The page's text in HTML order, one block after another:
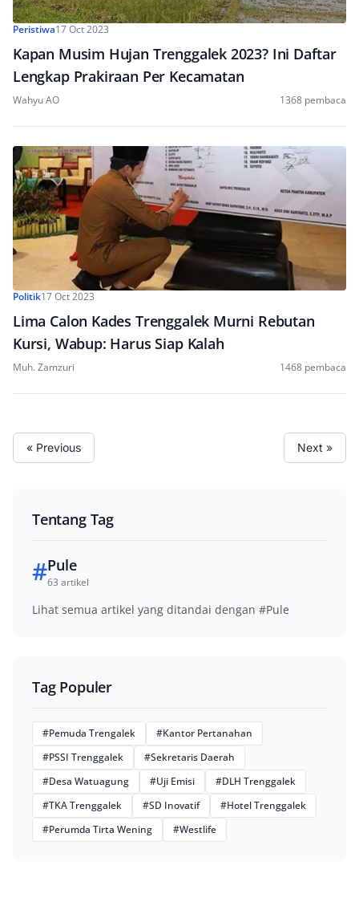
Peristiwa17 Oct 2023
Kapan Musim Hujan Trenggalek 2023? Ini Daftar
Lengkap Prakiraan Per Kecamatan
Wahyu AO 1368 pembaca
Politik17 Oct 2023
Lima Calon Kades Trenggalek Murni Rebutan
Kursi, Wabup: Harus Siap Kalah
Muh. Zamzuri 1468 pembaca
« Previous Next »
Tentang Tag
#Pule
63 artikel
Lihat semua artikel yang ditandai dengan #Pule
Tag Populer
#Pemuda Trengalek
#Kantor Pertanahan
#PSSI Trenggalek
#Sekretaris Daerah
#Desa Watuagung
#Uji Emisi
#DLH Trenggalek
#TKA Trenggalek
#SD Inovatif
#Hotel Trenggalek
#Perumda Tirta Wening
#Westlife